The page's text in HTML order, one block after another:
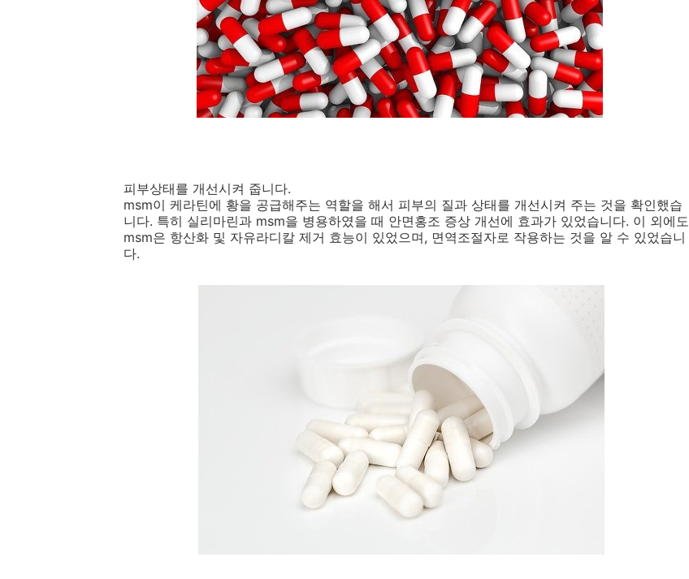
피부상태를 개선시켜 줍니다.
msm이 케라틴에 황을 공급해주는 역할을 해서 피부의 질과 상태를 개선시켜 주는 것을 확인했습
니다. 특히 실리마린과 msm을 병용하였을 때 안면홍조 증상 개선에 효과가 있었습니다. 이 외에도
msm은 항산화 및 자유라디칼 제거 효능이 있었으며, 면역조절자로 작용하는 것을 알 수 있었습니
다.